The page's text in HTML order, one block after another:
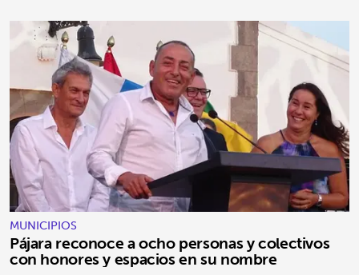
MUNICIPIOS
Pájara reconoce a ocho personas y colectivos
con honores y espacios en su nombre